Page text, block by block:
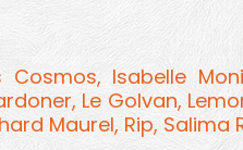
Cosmos, Isabelle
Le Golvan,
Maurel, Rip, Salima